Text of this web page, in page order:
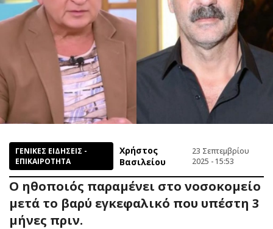
ΓΕΝΙΚΕΣ ΕΙΔΗΣΕΙΣ -
ΕΠΙΚΑΙΡΟΤΗΤΑ
Χρήστος
Βασιλείου
23 Σεπτεμβρίου
2025 - 15:53
Ο ηθοποιός παραμένει στο νοσοκομείο
μετά το βαρύ εγκεφαλικό που υπέστη 3
μήνες πριν.